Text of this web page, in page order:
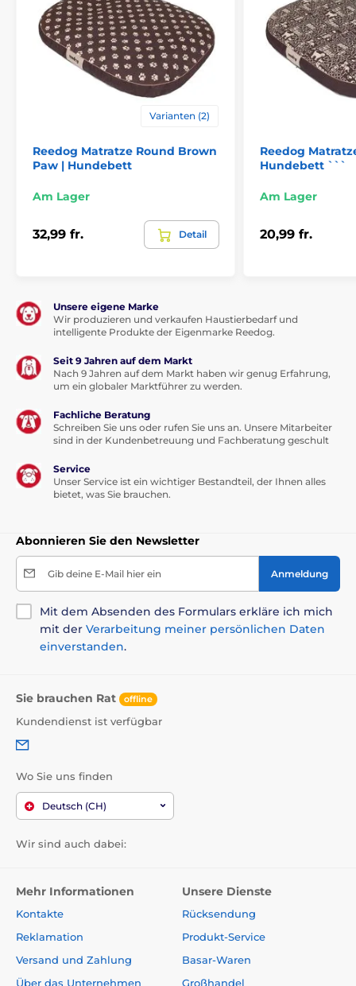
die Reedog Round Matratze mit einem praktischen
und stabilen Reißverschluss an der Unterseite
ausgestattet. So können Sie den Bezug in wenigen
Sekunden ganz einfach abnehmen und in der
Waschmaschine waschen. Ihr Hund hat damit immer
ein sauberes, frisch duftendes und hygienisches
Bettchen – ganz ohne unnötigen Aufwand.
Die folgende Größentabelle hilft Ihnen, die richtige
Reedog-Matratzen sind handgenäht, daher kann die
Größe leicht abweichen, maximal jedoch um 2–4 cm.)
Technische Spezifikationen können sich ohne
ausdrückliche Ankündigung ändern. Die
Abbildungen dienen nur zur Illustration.
Das Produkt ist in Kategorien eingeteilt
Für mittelgroße Hunde
Varianten (2)
Reedog Matratze Round Brown
Paw | Hundebett
Am Lager
32,99 fr. Detail
Reedog
Hundebett ```
Am Lager
20,99 fr.
Unsere eigene Marke
Wir produzieren und verkaufen Haustierbedarf und
intelligente Produkte der Eigenmarke Reedog.
Seit 9 Jahren auf dem Markt
Nach 9 Jahren auf dem Markt haben wir genug Erfahrung,
um ein globaler Marktführer zu werden.
Fachliche Beratung
Schreiben Sie uns oder rufen Sie uns an. Unsere Mitarbeiter
sind in der Kundenbetreuung und Fachberatung geschult
Service
Unser Service ist ein wichtiger Bestandteil, der Ihnen alles
bietet, was Sie brauchen.
Abonnieren Sie den Newsletter
Gib deine E-Mail hier ein Anmeldung
Mit dem Absenden des Formulars erkläre ich mich
mit der Verarbeitung meiner persönlichen Daten
einverstanden.
Sie brauchen Rat offline
Kundendienst ist verfügbar
Wo Sie uns finden
Deutsch (CH)
Wir sind auch dabei:
Mehr Informationen
Kontakte
Reklamation
Versand und Zahlung
Über das Unternehmen
Unsere Dienste
Rücksendung
Produkt-Service
Basar-Waren
Großhandel